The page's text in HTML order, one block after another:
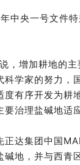
中央一号文件
，增加耕地的
学家的努力
有序开发为耕
治理盐碱地适
达集团中国
地，并与西